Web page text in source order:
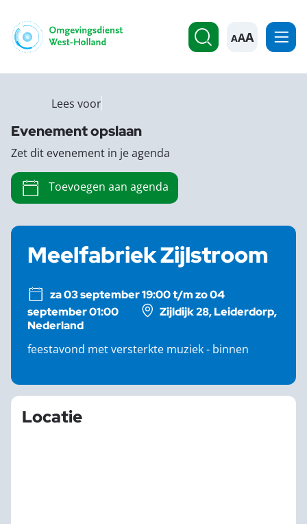
A
Meelfabriek Zijlstroom
za 03 september 19:00 t/m zo 04
september 01:00
Zijldijk 28, Leiderdorp,
Nederland
feestavond met versterkte muziek - binnen
Locatie
Lees voor
Evenement opslaan
Zet dit evenement in je agenda
Toevoegen aan agenda